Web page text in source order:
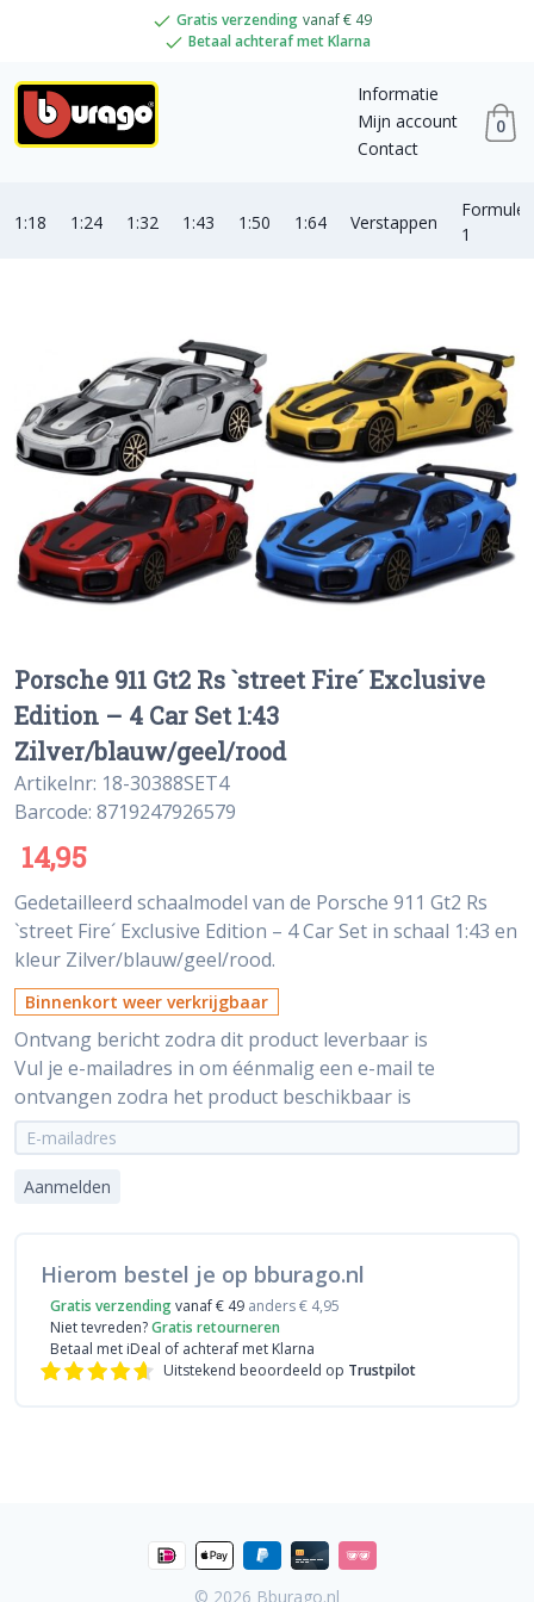
Gratis verzending vanaf € 49
Betaal achteraf met Klarna
Informatie
Mijn account
Contact
0
1:18 1:24 1:32 1:43 1:50 1:64 Verstappen
Formule
1
Porsche 911 Gt2 Rs `street Fire´ Exclusive
Edition – 4 Car Set 1:43
Zilver/blauw/geel/rood
Artikelnr: 18-30388SET4
Barcode: 8719247926579
14,95
Gedetailleerd schaalmodel van de Porsche 911 Gt2 Rs
`street Fire´ Exclusive Edition – 4 Car Set in schaal 1:43 en
kleur Zilver/blauw/geel/rood.
Binnenkort weer verkrijgbaar
Ontvang bericht zodra dit product leverbaar is
Vul je e-mailadres in om éénmalig een e-mail te
ontvangen zodra het product beschikbaar is
Aanmelden
Hierom bestel je op bburago.nl
Gratis verzendingvanaf € 49 anders € 4,95
Niet tevreden?Gratis retourneren
Betaal met iDeal of achteraf met Klarna
Uitstekend beoordeeld op Trustpilot
© 2026 Bburago.nl